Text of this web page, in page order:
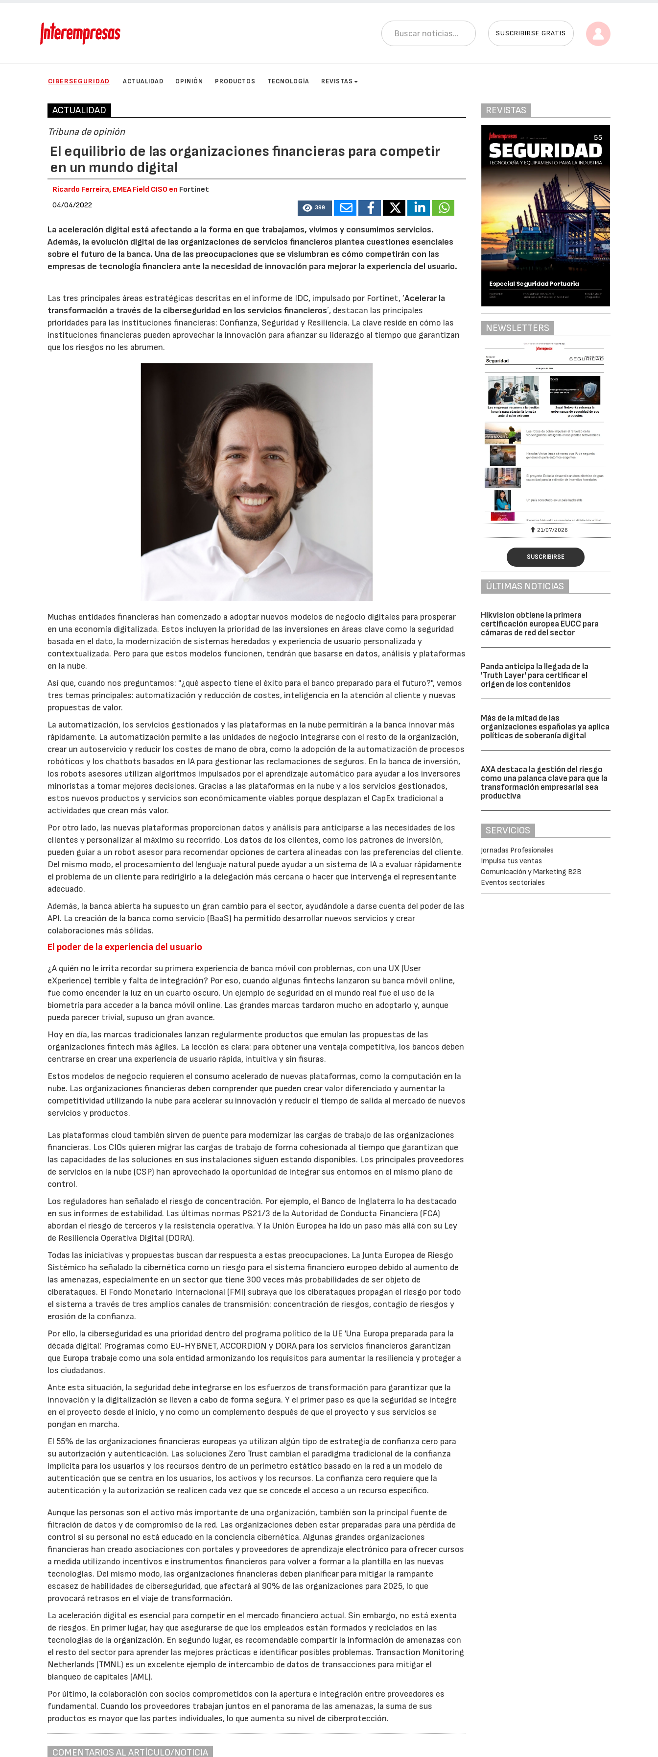
SUSCRIBIRSE GRATIS
CIBERSEGURIDAD ACTUALIDAD OPINIÓN PRODUCTOS TECNOLOGÍA REVISTAS
ACTUALIDAD
Tribuna de opinión
El equilibrio de las organizaciones financieras para competir
en un mundo digital
Ricardo Ferreira, EMEA Field CISO en Fortinet
04/04/2022
399
La aceleración digital está afectando a la forma en que trabajamos, vivimos y consumimos servicios.
Además, la evolución digital de las organizaciones de servicios financieros plantea cuestiones esenciales
sobre el futuro de la banca. Una de las preocupaciones que se vislumbran es cómo competirán con las
empresas de tecnología financiera ante la necesidad de innovación para mejorar la experiencia del usuario.
Las tres principales áreas estratégicas descritas en el informe de IDC, impulsado por Fortinet, ’Acelerar la
transformación a través de la ciberseguridad en los servicios financieros´, destacan las principales
prioridades para las instituciones financieras: Confianza, Seguridad y Resiliencia. La clave reside en cómo las
instituciones financieras pueden aprovechar la innovación para afianzar su liderazgo al tiempo que garantizan
que los riesgos no les abrumen.
Muchas entidades financieras han comenzado a adoptar nuevos modelos de negocio digitales para prosperar
en una economía digitalizada. Estos incluyen la prioridad de las inversiones en áreas clave como la seguridad
basada en el dato, la modernización de sistemas heredados y experiencia de usuario personalizada y
contextualizada. Pero para que estos modelos funcionen, tendrán que basarse en datos, análisis y plataformas
en la nube.
Así que, cuando nos preguntamos: "¿qué aspecto tiene el éxito para el banco preparado para el futuro?", vemos
tres temas principales: automatización y reducción de costes, inteligencia en la atención al cliente y nuevas
propuestas de valor.
La automatización, los servicios gestionados y las plataformas en la nube permitirán a la banca innovar más
rápidamente. La automatización permite a las unidades de negocio integrarse con el resto de la organización,
crear un autoservicio y reducir los costes de mano de obra, como la adopción de la automatización de procesos
robóticos y los chatbots basados en IA para gestionar las reclamaciones de seguros. En la banca de inversión,
los robots asesores utilizan algoritmos impulsados por el aprendizaje automático para ayudar a los inversores
minoristas a tomar mejores decisiones. Gracias a las plataformas en la nube y a los servicios gestionados,
estos nuevos productos y servicios son económicamente viables porque desplazan el CapEx tradicional a
actividades que crean más valor.
Por otro lado, las nuevas plataformas proporcionan datos y análisis para anticiparse a las necesidades de los
clientes y personalizar al máximo su recorrido. Los datos de los clientes, como los patrones de inversión,
pueden guiar a un robot asesor para recomendar opciones de cartera alineadas con las preferencias del cliente.
Del mismo modo, el procesamiento del lenguaje natural puede ayudar a un sistema de IA a evaluar rápidamente
el problema de un cliente para redirigirlo a la delegación más cercana o hacer que intervenga el representante
adecuado.
Además, la banca abierta ha supuesto un gran cambio para el sector, ayudándole a darse cuenta del poder de las
API. La creación de la banca como servicio (BaaS) ha permitido desarrollar nuevos servicios y crear
colaboraciones más sólidas.
El poder de la experiencia del usuario
¿A quién no le irrita recordar su primera experiencia de banca móvil con problemas, con una UX (User
eXperience) terrible y falta de integración? Por eso, cuando algunas fintechs lanzaron su banca móvil online,
fue como encender la luz en un cuarto oscuro. Un ejemplo de seguridad en el mundo real fue el uso de la
biometría para acceder a la banca móvil online. Las grandes marcas tardaron mucho en adoptarlo y, aunque
pueda parecer trivial, supuso un gran avance.
Hoy en día, las marcas tradicionales lanzan regularmente productos que emulan las propuestas de las
organizaciones fintech más ágiles. La lección es clara: para obtener una ventaja competitiva, los bancos deben
centrarse en crear una experiencia de usuario rápida, intuitiva y sin fisuras.
Estos modelos de negocio requieren el consumo acelerado de nuevas plataformas, como la computación en la
nube. Las organizaciones financieras deben comprender que pueden crear valor diferenciado y aumentar la
competitividad utilizando la nube para acelerar su innovación y reducir el tiempo de salida al mercado de nuevos
servicios y productos.
Las plataformas cloud también sirven de puente para modernizar las cargas de trabajo de las organizaciones
financieras. Los CIOs quieren migrar las cargas de trabajo de forma cohesionada al tiempo que garantizan que
las capacidades de las soluciones en sus instalaciones siguen estando disponibles. Los principales proveedores
de servicios en la nube (CSP) han aprovechado la oportunidad de integrar sus entornos en el mismo plano de
control.
Los reguladores han señalado el riesgo de concentración. Por ejemplo, el Banco de Inglaterra lo ha destacado
en sus informes de estabilidad. Las últimas normas PS21/3 de la Autoridad de Conducta Financiera (FCA)
abordan el riesgo de terceros y la resistencia operativa. Y la Unión Europea ha ido un paso más allá con su Ley
de Resiliencia Operativa Digital (DORA).
Todas las iniciativas y propuestas buscan dar respuesta a estas preocupaciones. La Junta Europea de Riesgo
Sistémico ha señalado la cibernética como un riesgo para el sistema financiero europeo debido al aumento de
las amenazas, especialmente en un sector que tiene 300 veces más probabilidades de ser objeto de
ciberataques. El Fondo Monetario Internacional (FMI) subraya que los ciberataques propagan el riesgo por todo
el sistema a través de tres amplios canales de transmisión: concentración de riesgos, contagio de riesgos y
erosión de la confianza.
Por ello, la ciberseguridad es una prioridad dentro del programa político de la UE 'Una Europa preparada para la
década digital'. Programas como EU-HYBNET, ACCORDION y DORA para los servicios financieros garantizan
que Europa trabaje como una sola entidad armonizando los requisitos para aumentar la resiliencia y proteger a
los ciudadanos.
Ante esta situación, la seguridad debe integrarse en los esfuerzos de transformación para garantizar que la
innovación y la digitalización se lleven a cabo de forma segura. Y el primer paso es que la seguridad se integre
en el proyecto desde el inicio, y no como un complemento después de que el proyecto y sus servicios se
pongan en marcha.
El 55% de las organizaciones financieras europeas ya utilizan algún tipo de estrategia de confianza cero para
su autorización y autenticación. Las soluciones Zero Trust cambian el paradigma tradicional de la confianza
implícita para los usuarios y los recursos dentro de un perímetro estático basado en la red a un modelo de
autenticación que se centra en los usuarios, los activos y los recursos. La confianza cero requiere que la
autenticación y la autorización se realicen cada vez que se concede el acceso a un recurso específico.
Aunque las personas son el activo más importante de una organización, también son la principal fuente de
filtración de datos y de compromiso de la red. Las organizaciones deben estar preparadas para una pérdida de
control si su personal no está educado en la conciencia cibernética. Algunas grandes organizaciones
financieras han creado asociaciones con portales y proveedores de aprendizaje electrónico para ofrecer cursos
a medida utilizando incentivos e instrumentos financieros para volver a formar a la plantilla en las nuevas
tecnologías. Del mismo modo, las organizaciones financieras deben planificar para mitigar la rampante
escasez de habilidades de ciberseguridad, que afectará al 90% de las organizaciones para 2025, lo que
provocará retrasos en el viaje de transformación.
La aceleración digital es esencial para competir en el mercado financiero actual. Sin embargo, no está exenta
de riesgos. En primer lugar, hay que asegurarse de que los empleados están formados y reciclados en las
tecnologías de la organización. En segundo lugar, es recomendable compartir la información de amenazas con
el resto del sector para aprender las mejores prácticas e identificar posibles problemas. Transaction Monitoring
Netherlands (TMNL) es un excelente ejemplo de intercambio de datos de transacciones para mitigar el
blanqueo de capitales (AML).
Por último, la colaboración con socios comprometidos con la apertura e integración entre proveedores es
fundamental. Cuando los proveedores trabajan juntos en el panorama de las amenazas, la suma de sus
productos es mayor que las partes individuales, lo que aumenta su nivel de ciberprotección.
COMENTARIOS AL ARTÍCULO/NOTICIA
REVISTAS
NEWSLETTERS
21/07/2026 21/07/2026
SUSCRIBIRSE
ÚLTIMAS NOTICIAS
Hikvision obtiene la primera
certificación europea EUCC para
cámaras de red del sector
Panda anticipa la llegada de la
'Truth Layer' para certificar el
origen de los contenidos
Más de la mitad de las
organizaciones españolas ya aplica
políticas de soberanía digital
AXA destaca la gestión del riesgo
como una palanca clave para que la
transformación empresarial sea
productiva
SERVICIOS
Jornadas Profesionales
Impulsa tus ventas
Comunicación y Marketing B2B
Eventos sectoriales